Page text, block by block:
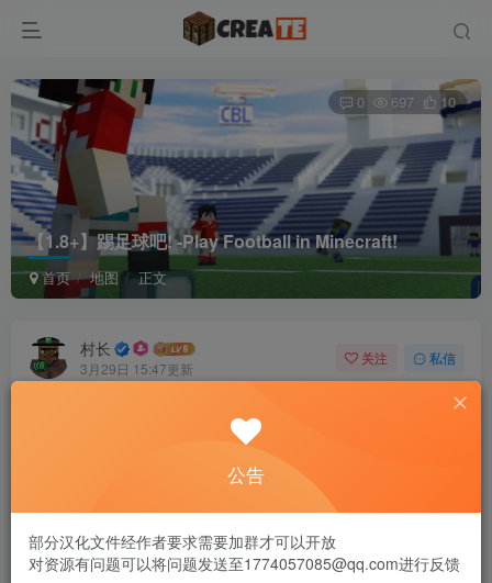
【1.8+】踢足球吧! -Play Football in Minecraft!
首页 地图 正文
0 697 10
村长
3月29日 15:47更新
关注 私信
【1.8+】踢足球吧! -Play Football in
资源下载
地图下载
公告
部分汉化文件经作者要求需要加群才可以开放
对资源有问题可以将问题发送至1774057085@qq.com进行反馈